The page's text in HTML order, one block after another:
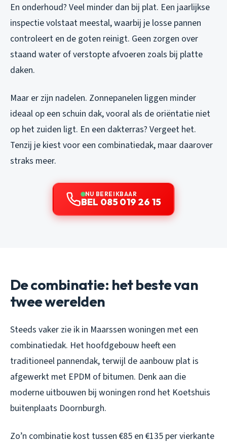
En onderhoud? Veel minder dan bij plat. Een jaarlijkse
inspectie volstaat meestal, waarbij je losse pannen
controleert en de goten reinigt. Geen zorgen over
staand water of verstopte afvoeren zoals bij platte
daken.
Maar er zijn nadelen. Zonnepanelen liggen minder
ideaal op een schuin dak, vooral als de oriëntatie niet
op het zuiden ligt. En een dakterras? Vergeet het.
Tenzij je kiest voor een combinatiedak, maar daarover
straks meer.
NU BEREIKBAAR
BEL 085 019 26 15
De combinatie: het beste van
twee werelden
Steeds vaker zie ik in Maarssen woningen met een
combinatiedak. Het hoofdgebouw heeft een
traditioneel pannendak, terwijl de aanbouw plat is
afgewerkt met EPDM of bitumen. Denk aan die
moderne uitbouwen bij woningen rond het Koetshuis
buitenplaats Doornburgh.
Zo’n combinatie kost tussen €85 en €135 per vierkante